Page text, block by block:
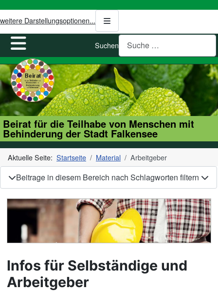
weitere Darstellungsoptionen...
Suchen
Beirat für die Teilhabe von Menschen mit
Behinderung der Stadt Falkensee
Aktuelle Seite: Startseite Material Arbeitgeber
Beitrage in diesem Bereich nach Schlagworten filtern
Infos für Selbständige und
Arbeitgeber